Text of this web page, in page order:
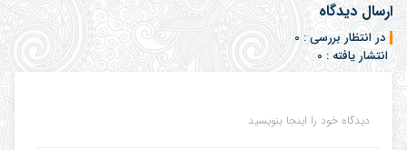
ارسال دیدگاه
در انتظار بررسی : 0
انتشار یافته : 0
دیدگاه خود را اینجا بنویسید